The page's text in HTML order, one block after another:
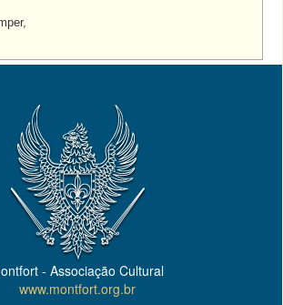
- Associação Cultural
www.montfort.org.br